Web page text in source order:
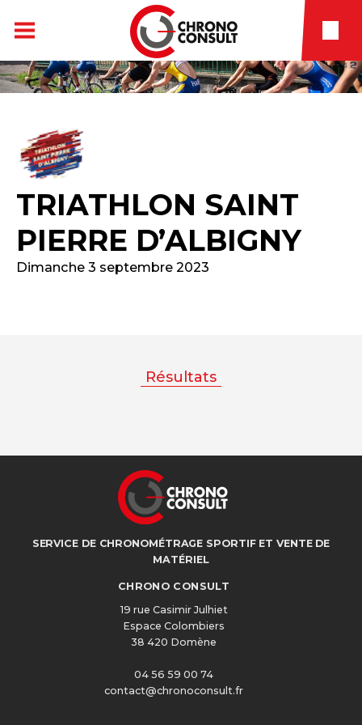
TRIATHLON SAINT
PIERRE D’ALBIGNY
Dimanche 3 septembre 2023
Résultats
SERVICE DE CHRONOMÉTRAGE SPORTIF ET VENTE DE
MATÉRIEL
CHRONO CONSULT
19 rue Casimir Julhiet
Espace Colombiers
38 420 Domène
04 56 59 00 74
contact@chronoconsult.fr